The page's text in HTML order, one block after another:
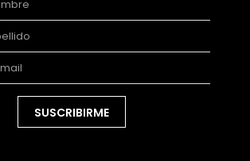
SUSCRIBIRME